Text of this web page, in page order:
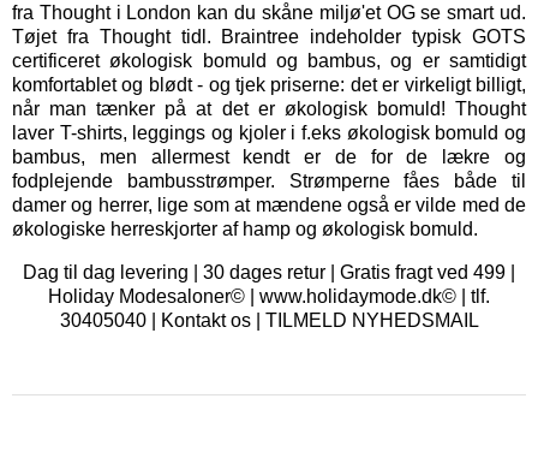
fra Thought i London kan du skåne miljø'et OG se smart ud.
Tøjet fra Thought tidl. Braintree indeholder typisk GOTS
certificeret økologisk bomuld og bambus, og er samtidigt
komfortablet og blødt - og tjek priserne: det er virkeligt billigt,
når man tænker på at det er økologisk bomuld! Thought
laver T-shirts, leggings og kjoler i f.eks økologisk bomuld og
bambus, men allermest kendt er de for de lækre og
fodplejende bambusstrømper. Strømperne fåes både til
damer og herrer, lige som at mændene også er vilde med de
økologiske herreskjorter af hamp og økologisk bomuld.
Dag til dag levering | 30 dages retur | Gratis fragt ved 499 |
Holiday Modesaloner© | www.holidaymode.dk© | tlf.
30405040 |
Kontakt os| TILMELD NYHEDSMAIL